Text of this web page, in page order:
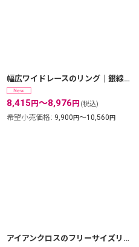
幅広ワイドレースのリング｜銀線細工の透かしの繊細さを堪能できるシンプルリング。【金属アレルギーの方に配慮したニッケルフリー加工】
8,415 円～8,976 円 (税込)
希望小売価格 : 9,900円～10,560円
アイアンクロスのフリーサイズリング｜銀線細工の大きなワンポイントの指輪【金属アレルギーの方に配慮したニッケルフリー加工】